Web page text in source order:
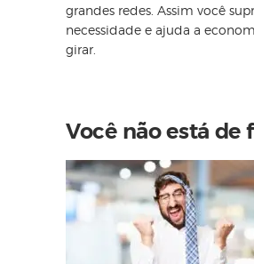
grandes redes. Assim você
necessidade e ajuda a
girar.
Você não está de